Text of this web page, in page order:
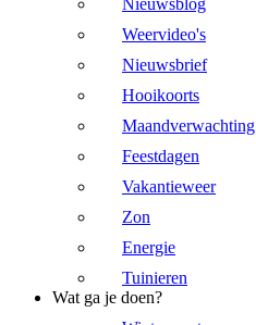
Nieuwsblog
Weervideo's
Nieuwsbrief
Hooikoorts
Maandverwachting
Feestdagen
Vakantieweer
Zon
Energie
Tuinieren
Wat ga je doen?